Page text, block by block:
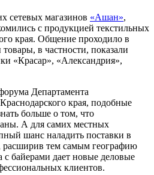
сетевых магазинов «Ашан»,
с продукцией текстильных
края. Общение проходило в
в частности, показали
«Красар», «Александрия»,
Департамента
края, подобные
больше о том, что
А для самих местных
шанс наладить поставки в
расширив тем самым географию
с байерами дает новые деловые
клиентов.